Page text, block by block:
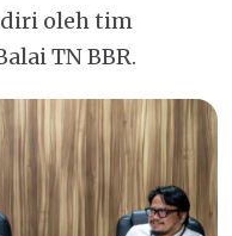
oleh tim
TN BBR.